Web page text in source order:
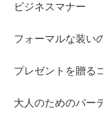
ビジネスマナー
フォーマルな装い
プレゼントを贈る
大人のためのパー